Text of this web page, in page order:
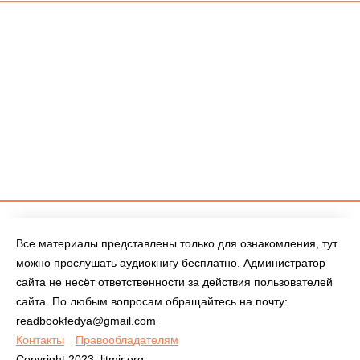
Все материалы представлены только для ознакомления, тут
можно прослушать аудиокнигу бесплатно. Администратор
сайта не несёт ответственности за действия пользователей
сайта. По любым вопросам обращайтесь на почту:
readbookfedya@gmail.com
Контакты
Правообладателям